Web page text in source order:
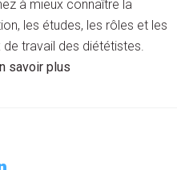
à mieux connaître la
les études, les rôles et les
de travail des diététistes.
savoir plus